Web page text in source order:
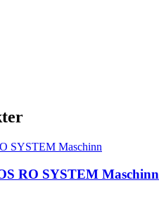
RO SYSTEM Maschinn